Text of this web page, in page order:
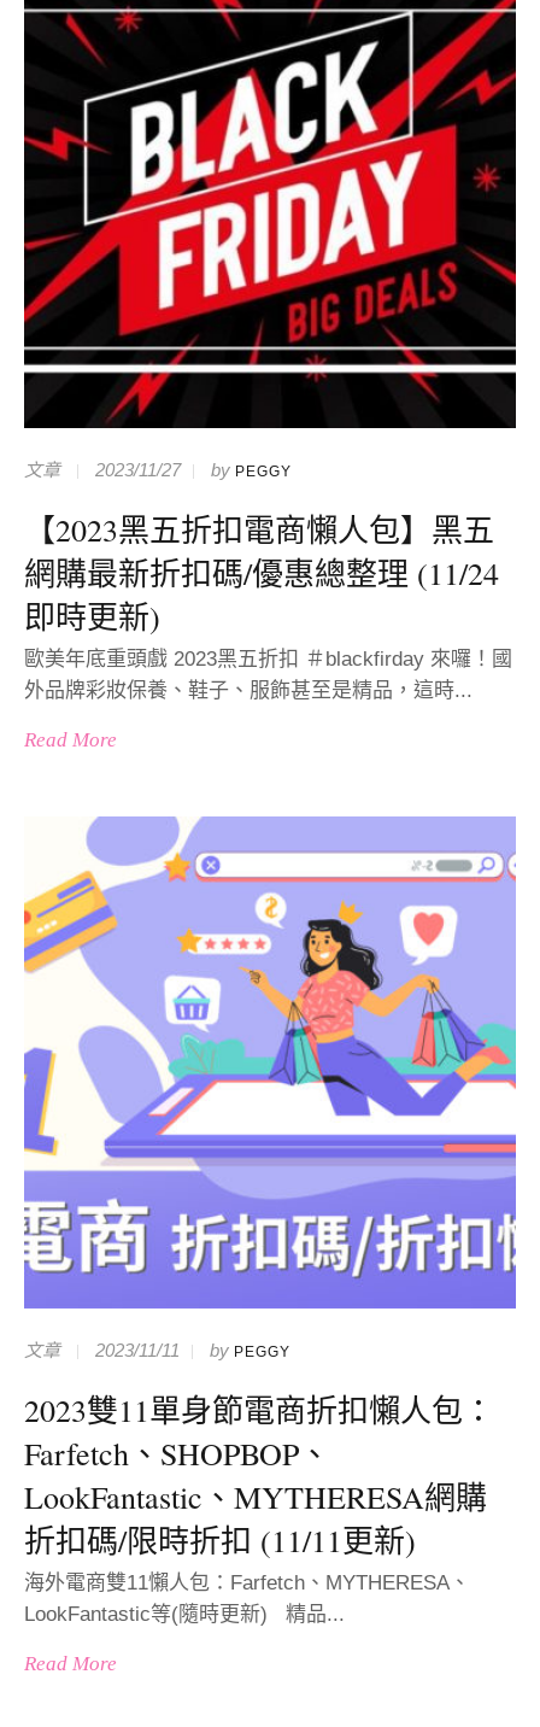
文章 2023/11/27 by PEGGY
【2023黑五折扣電商懶人包】黑五
網購最新折扣碼/優惠總整理 (11/24
即時更新)
歐美年底重頭戲 2023黑五折扣 ＃blackfirday 來囉！國
外品牌彩妝保養、鞋子、服飾甚至是精品，這時...
Read More
文章 2023/11/11 by PEGGY
2023雙11單身節電商折扣懶人包：
Farfetch、SHOPBOP、
LookFantastic、MYTHERESA網購
折扣碼/限時折扣 (11/11更新)
海外電商雙11懶人包：Farfetch、MYTHERESA、
LookFantastic等(隨時更新) 精品...
Read More